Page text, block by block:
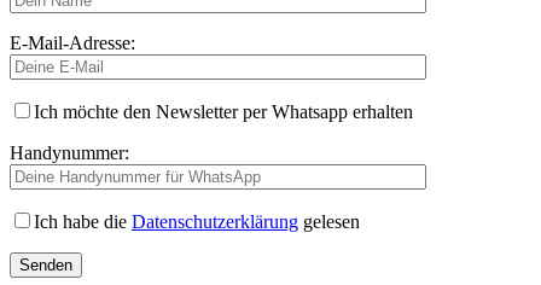
E-Mail-Adresse:
Ich möchte den Newsletter per Whatsapp erhalten
Handynummer:
Ich habe die Datenschutzerklärung gelesen